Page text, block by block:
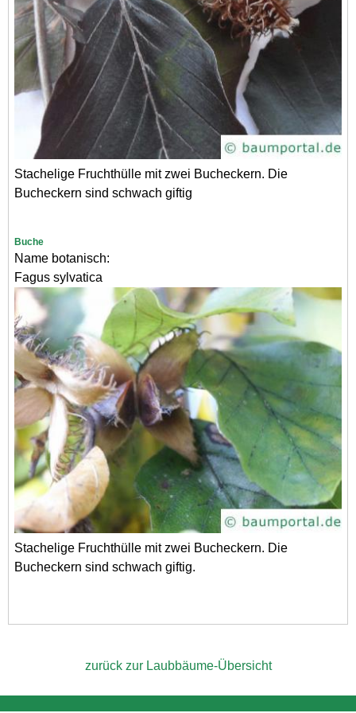
Stachelige Fruchthülle mit zwei Bucheckern. Die
Bucheckern sind schwach giftig
Buche
Name botanisch:
Fagus sylvatica
Stachelige Fruchthülle mit zwei Bucheckern. Die
Bucheckern sind schwach giftig.
zurück zur Laubbäume-Übersicht